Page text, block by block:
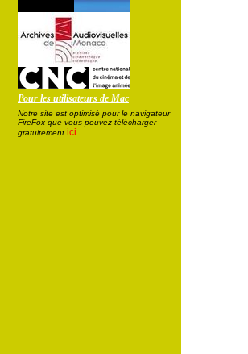
Pour les utilisateurs de Mac
Notre site est optimisé pour le navigateur
FireFox que vous pouvez télécharger
gratuitement ici